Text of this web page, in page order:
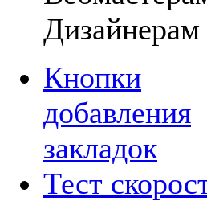
Дизайнерам
Кнопки
добавления
закладок
Тест